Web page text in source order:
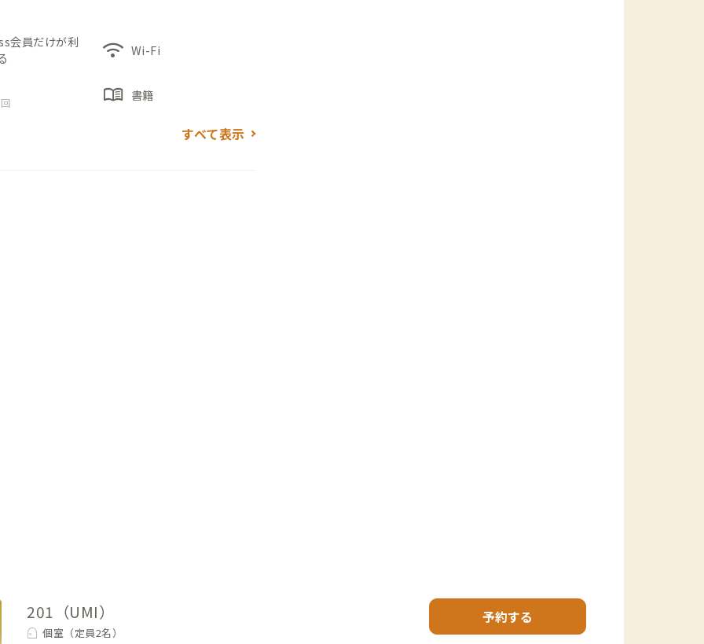
ージ機やダンベルがあり、お仕事の息
脱衣所・洗面台は2階にまとまっていま
会員だけが利
wifi Wi-Fi
menu_book 書籍
すべて表示
201（UMI）
個室（定員2名）
予約する